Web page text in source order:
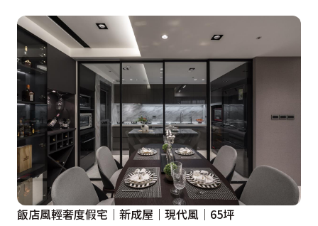
飯店風輕奢度假宅｜新成屋｜現代風｜65坪